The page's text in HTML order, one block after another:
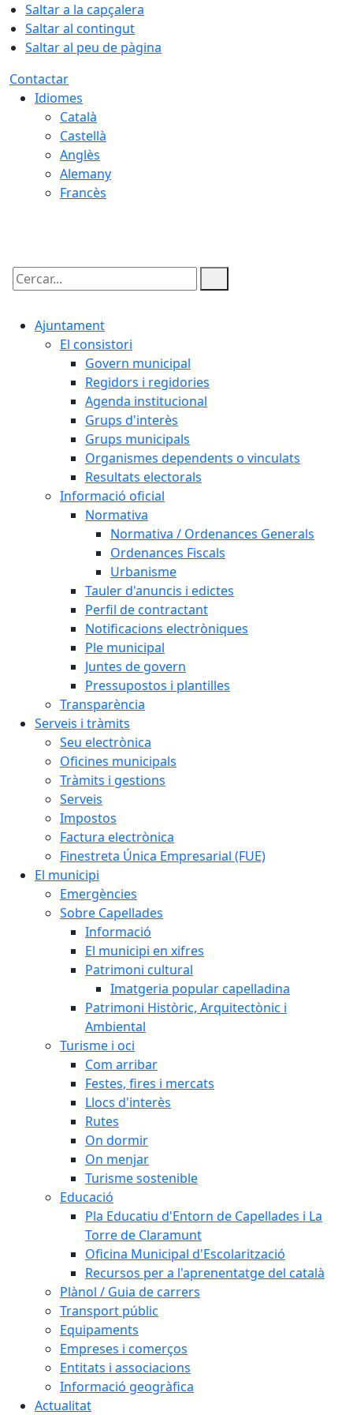
Saltar a la capçalera
Saltar al contingut
Saltar al peu de pàgina
Contactar
Idiomes
Català
Castellà
Anglès
Alemany
Francès
Cercar:
Ajuntament
El consistori
Govern municipal
Regidors i regidories
Agenda institucional
Grups d'interès
Grups municipals
Organismes dependents o vinculats
Resultats electorals
Informació oficial
Normativa
Normativa / Ordenances Generals
Ordenances Fiscals
Urbanisme
Tauler d'anuncis i edictes
Perfil de contractant
Notificacions electròniques
Ple municipal
Juntes de govern
Pressupostos i plantilles
Transparència
Serveis i tràmits
Seu electrònica
Oficines municipals
Tràmits i gestions
Serveis
Impostos
Factura electrònica
Finestreta Única Empresarial (FUE)
El municipi
Emergències
Sobre Capellades
Informació
El municipi en xifres
Patrimoni cultural
Imatgeria popular capelladina
Patrimoni Històric, Arquitectònic i
Ambiental
Turisme i oci
Com arribar
Festes, fires i mercats
Llocs d'interès
Rutes
On dormir
On menjar
Turisme sostenible
Educació
Pla Educatiu d'Entorn de Capellades i La
Torre de Claramunt
Oficina Municipal d'Escolarització
Recursos per a l'aprenentatge del català
Plànol / Guia de carrers
Transport públic
Equipaments
Empreses i comerços
Entitats i associacions
Informació geogràfica
Actualitat